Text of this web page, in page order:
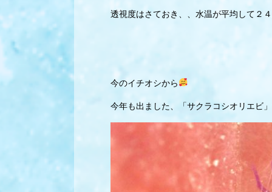
透視度はさておき、、水温が平均して２
今のイチオシから
今年も出ました、「サクラコシオリエビ」